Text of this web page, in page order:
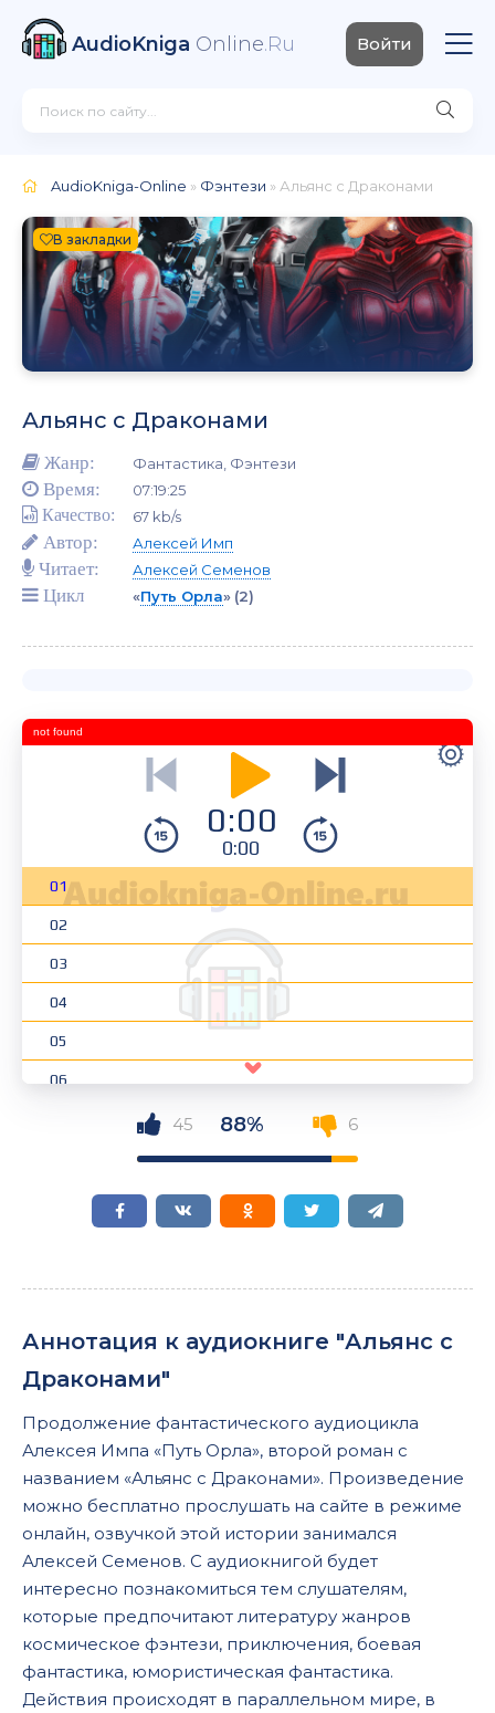
AudioKniga Online.Ru Войти
AudioKniga-Online » Фэнтези » Альянс с Драконами
В закладки
Альянс с Драконами
Жанр: Фантастика, Фэнтези
Время: 07:19:25
Качество: 67 kb/s
Автор: Алексей Имп
Читает: Алексей Семенов
Цикл «Путь Орла» (2)
0:00
0:00
01
02
03
04
05
06
13
14
15
17
18
19
20
22
not found
45 88% 6
Аннотация к аудиокниге "Альянс с
Драконами"
Продолжение фантастического аудиоцикла
Алексея Импа «Путь Орла», второй роман с
названием «Альянс с Драконами». Произведение
можно бесплатно прослушать на сайте в режиме
онлайн, озвучкой этой истории занимался
Алексей Семенов. С аудиокнигой будет
интересно познакомиться тем слушателям,
которые предпочитают литературу жанров
космическое фэнтези, приключения, боевая
фантастика, юмористическая фантастика.
Действия происходят в параллельном мире, в